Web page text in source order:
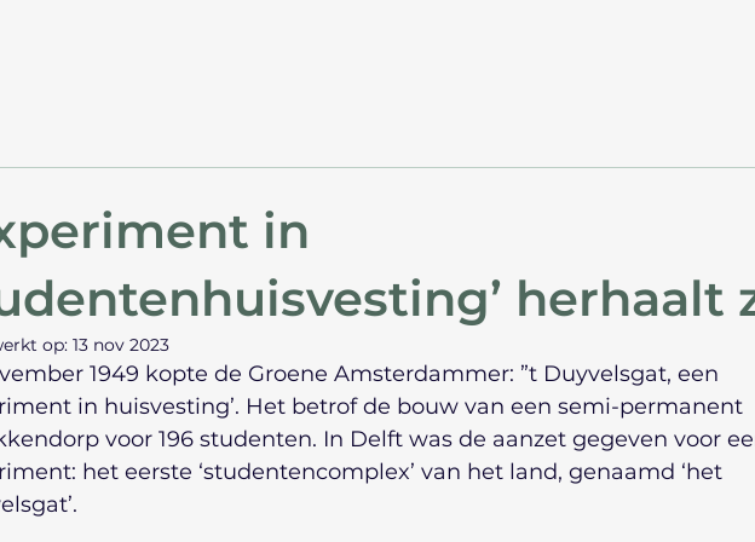
in
herhaalt
op: 13 nov 2023
1949 kopte de Groene Amsterdammer: ”t Duyvelsgat, een
in huisvesting’. Het betrof de bouw van een semi-permanent
voor 196 studenten. In Delft was de aanzet gegeven voor
het eerste ‘studentencomplex’ van het land, genaamd ‘het